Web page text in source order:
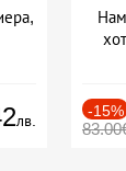
лв.
-15%